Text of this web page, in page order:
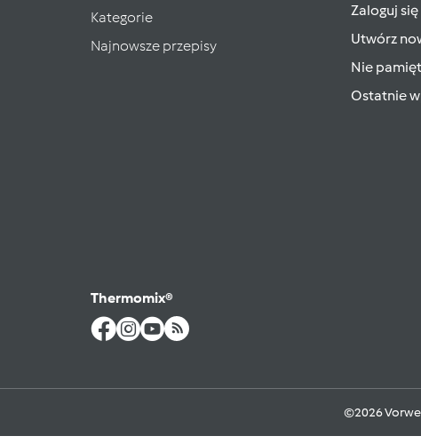
Kategorie
Najnowsze przepisy
Zaloguj się
Utwórz
Nie
Ostatnie
Thermomix®
©2026